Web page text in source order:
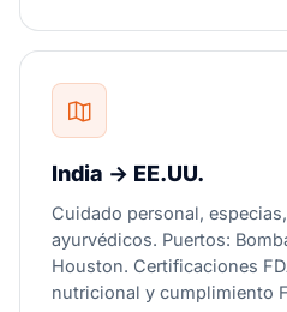
India → EE.UU.
Cuidado personal,
ayurvédicos. Puertos:
Houston. Certificaciones
nutricional y cumplimiento